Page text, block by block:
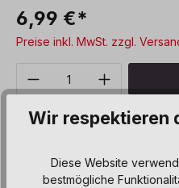
6,99 €*
Preise inkl. MwSt. zzgl.
Produkt Anzahl:
Sofort verfügbar,
Wir respektieren
Diese Website
bestmögliche